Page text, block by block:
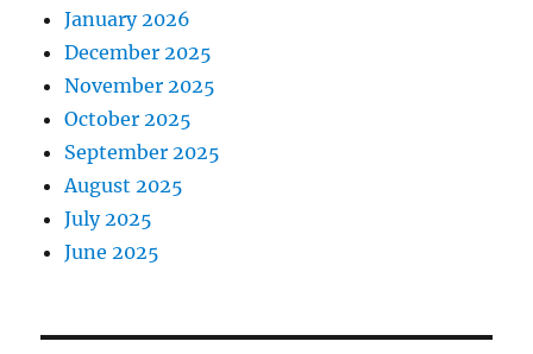
January 2026
December 2025
November 2025
October 2025
September 2025
August 2025
July 2025
June 2025